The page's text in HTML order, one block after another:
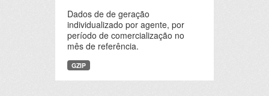
Dados de de geração
individualizado por agente, por
período de comercialização no
mês de referência.
GZIP